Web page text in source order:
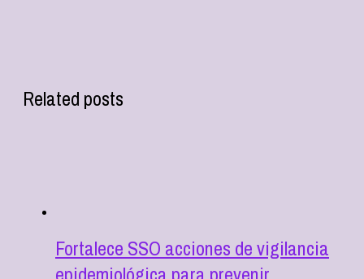
Related posts
Fortalece SSO acciones de vigilancia